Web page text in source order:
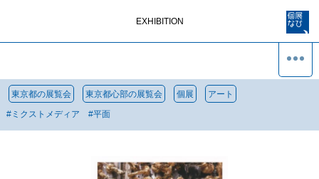
EXHIBITION
東京都の展覧会 東京都心部の展覧会 個展 アート
# ミクストメディア #平面